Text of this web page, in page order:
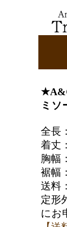
★
ミ
全長
着丈
胸幅
裾
送料
定形
にお